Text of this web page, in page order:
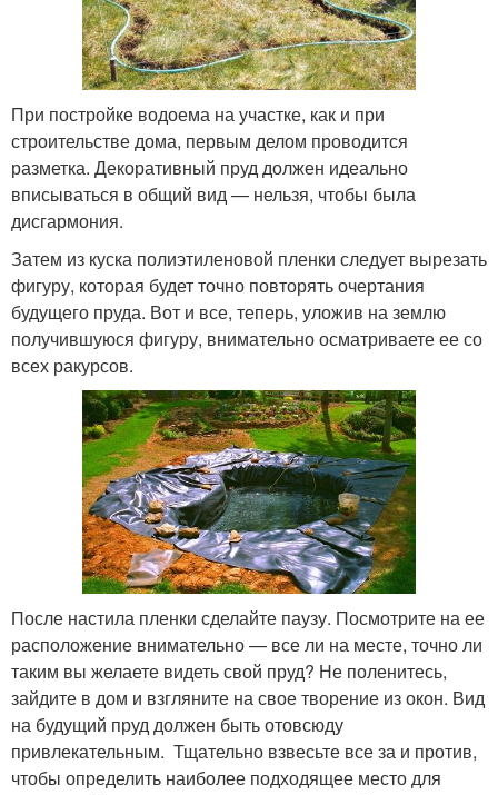
При постройке водоема на участке, как и при
строительстве дома, первым делом проводится
разметка. Декоративный пруд должен идеально
вписываться в общий вид — нельзя, чтобы была
дисгармония.
Затем из куска полиэтиленовой пленки следует вырезать
фигуру, которая будет точно повторять очертания
будущего пруда. Вот и все, теперь, уложив на землю
получившуюся фигуру, внимательно осматриваете ее со
всех ракурсов.
После настила пленки сделайте паузу. Посмотрите на ее
расположение внимательно — все ли на месте, точно ли
таким вы желаете видеть свой пруд? Не поленитесь,
зайдите в дом и взгляните на свое творение из окон. Вид
на будущий пруд должен быть отовсюду
привлекательным. Тщательно взвесьте все за и против,
чтобы определить наиболее подходящее место для